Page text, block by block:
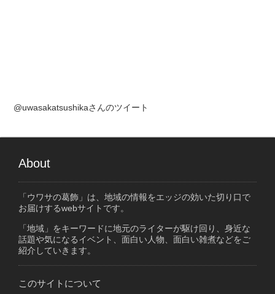
@uwasakatsushikaさんのツイート
About
「ウワサの葛飾」は、地域の情報をエッジの効いた切り口で
お届けするwebサイトです。
「地域」をキーワードに地元のライターが駆け回り、身近な
話題や気になるイベント、面白い人物、面白い雑煮などをご
紹介していきます。
このサイトについて